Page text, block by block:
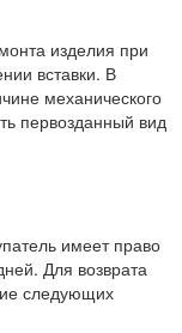
изделия при
вставки. В
механического
первозданный вид
имеет право
Для возврата
следующих